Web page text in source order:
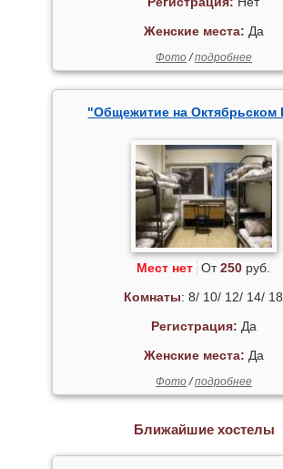
Женские места: Да
Фото/подробнее
"Общежитие на Октябрьском
Мест нет От250 руб.
Комнаты: 8/ 10/ 12/ 14/ 18
Регистрация: Да
Женские места: Да
Фото/подробнее
Ближайшие хостелы